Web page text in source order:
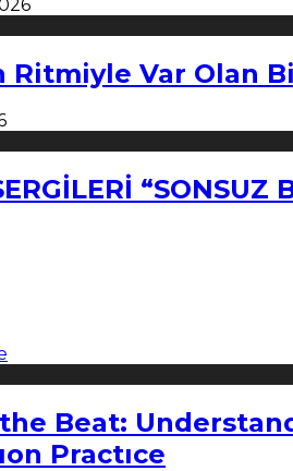
Ritmiyle Var Olan
“SONSUZ
Beat:
Practıce